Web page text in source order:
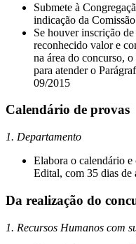
Submete à
indicação da
Se houver inscrição
reconhecido valor e
na área do concurso,
para atender o
09/2015
Calendário de provas
1. Departamento
Elabora o calendário
Edital, com 35 dias de
Da realização do
1. Recursos Humanos com